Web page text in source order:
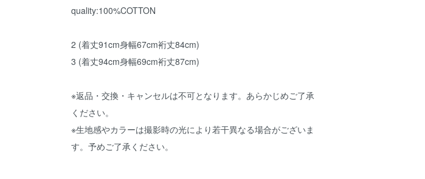
quality:100%COTTON
2 (着丈91cm身幅67cm裄丈84cm)
3 (着丈94cm身幅69cm裄丈87cm)
※返品・交換・キャンセルは不可となります。あらかじめご了承
ください。
※生地感やカラーは撮影時の光により若干異なる場合がございま
す。予めご了承ください。